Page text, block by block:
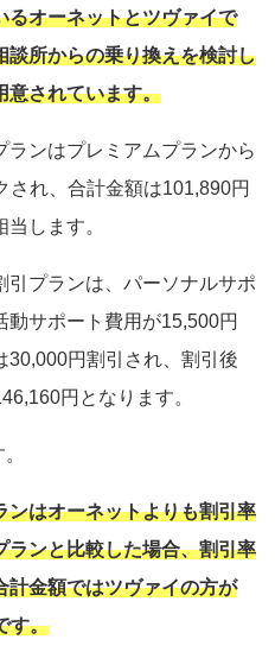
るオーネットとツヴァイで
談所からの乗り換えを検討し
意されています。
ンはプレミアムプランから
され、合計金額は101,890円
します。
プランは、パーソナルサポ
サポート費用が15,500円
30,000円割引され、割引後
円となります。
ンはオーネットよりも割引率
ランと比較した場合、割引率
計金額ではツヴァイの方が
す。